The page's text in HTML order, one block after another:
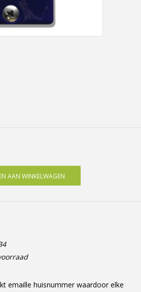
AAN WINKELWAGEN
emaille huisnummer waardoor elke